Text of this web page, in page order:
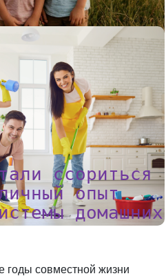
ссориться
опыт
домашних
годы совместной жизни